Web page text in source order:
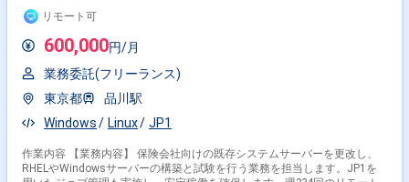
リモート可
600,000円/月
業務委託(フリーランス)
東京都
品川駅
Windows
Linux JP1
作業内容 【業務内容】 保険会社向けの既存システムサーバーを更改し、
RHELやWindowsサーバーの構築と試験を行う業務を担当します。JP1を